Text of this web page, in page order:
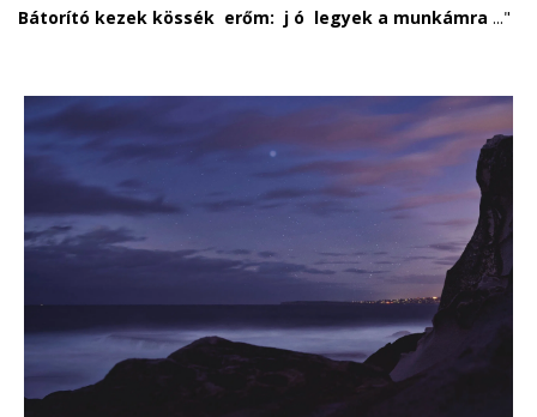
Bátorító kezek kössék erőm: j ó legyek a munkámra ..."